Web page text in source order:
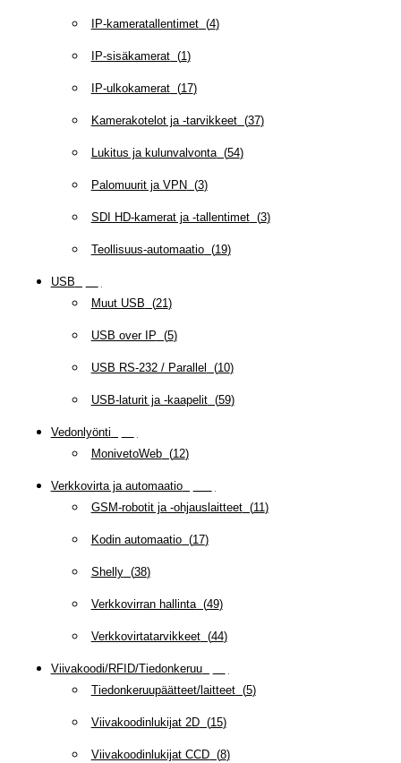
IP-kameratallentimet(4)
IP-sisäkamerat(1)
IP-ulkokamerat(17)
Kamerakotelot ja -tarvikkeet(37)
Lukitus ja kulunvalvonta(54)
Palomuurit ja VPN (3)
SDI HD-kamerat ja -tallentimet(3)
Teollisuus-automaatio(19)
USB
Muut USB (21)
USB over IP (5)
USB RS-232 / Parallel (10)
USB-laturit ja -kaapelit(59)
Vedonlyönti
MonivetoWeb(12)
Verkkovirta ja automaatio(
GSM-robotit ja -ohjauslaitteet(11)
Kodin automaatio(17)
Shelly(38)
Verkkovirran hallinta(49)
Verkkovirtatarvikkeet(44)
Viivakoodi/RFID/Tiedonkeruu(
Tiedonkeruupäätteet/laitteet(5)
Viivakoodinlukijat 2D(15)
Viivakoodinlukijat CCD(8)